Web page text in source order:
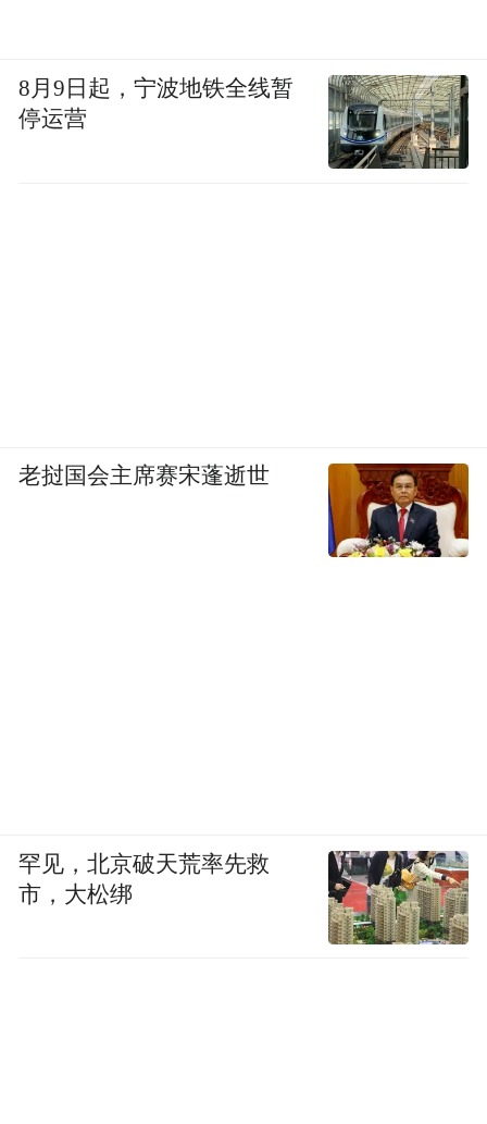
8月9日起，宁波地铁全线暂
停运营
老挝国会主席赛宋蓬逝世
罕见，北京破天荒率先救
市，大松绑